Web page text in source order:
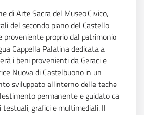
di Arte Sacra del Museo Civico,
del secondo piano del Castello
proveniente proprio dal patrimonio
Cappella Palatina dedicata a
i beni provenienti da Geraci e
Nuova di Castelbuono in un
sviluppato allinterno delle teche
permanente e guidato da
grafici e multimediali. Il